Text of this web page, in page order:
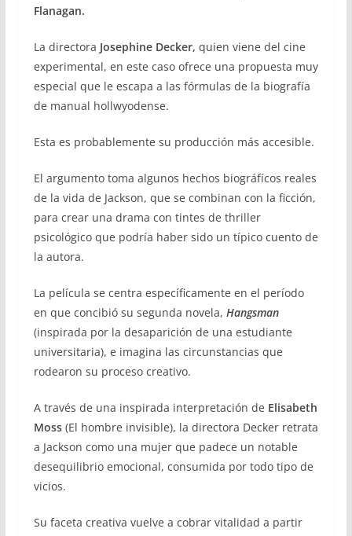
Flanagan.
La directora Josephine Decker, quien viene del cine
experimental, en este caso ofrece una propuesta muy
especial que le escapa a las fórmulas de la biografía
de manual hollwyodense.
Esta es probablemente su producción más accesible.
El argumento toma algunos hechos biográfícos reales
de la vida de Jackson, que se combinan con la ficción,
para crear una drama con tintes de thriller
psicológico que podría haber sido un típico cuento de
la autora.
La película se centra específicamente en el período
en que concibió su segunda novela, Hangsman
(inspirada por la desaparición de una estudiante
universitaria), e imagina las circunstancias que
rodearon su proceso creativo.
A través de una inspirada interpretación de Elisabeth
Moss(El hombre invisible), la directora Decker retrata
a Jackson como una mujer que padece un notable
desequilibrio emocional, consumida por todo tipo de
vicios.
Su faceta creativa vuelve a cobrar vitalidad a partir